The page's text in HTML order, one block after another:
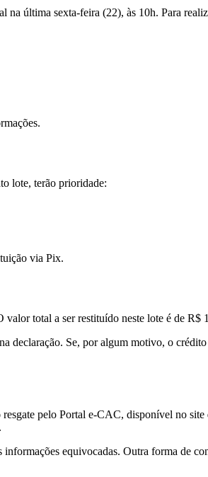
na última sexta-feira (22), às 10h. Para
lote, terão prioridade:
via Pix.
total a ser restituído neste lote é de R$
declaração. Se, por algum motivo, o
pelo Portal e-CAC, disponível no
equivocadas. Outra forma de